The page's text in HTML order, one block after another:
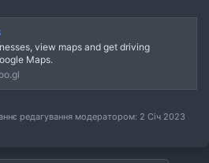
view maps and get driving
Maps.
редагування модератором: 2 Січ 2023